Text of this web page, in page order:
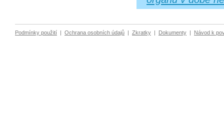
Podmínky použití | Ochrana osobních údajů | Zkratky | Dokumenty | Návod k